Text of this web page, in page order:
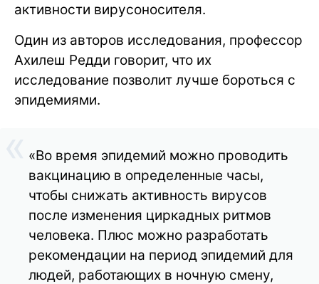
активности вирусоносителя.
Один из авторов исследования, профессор
Ахилеш Редди говорит, что их
исследование позволит лучше бороться с
эпидемиями.
«Во время эпидемий можно проводить
вакцинацию в определенные часы,
чтобы снижать активность вирусов
после изменения циркадных ритмов
человека. Плюс можно разработать
рекомендации на период эпидемий для
людей, работающих в ночную смену,